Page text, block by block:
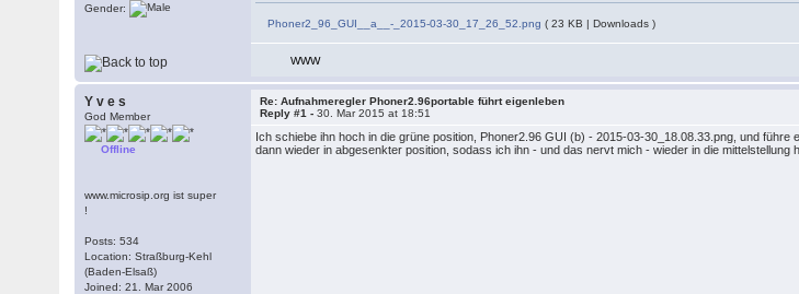
Gender:
Phoner2_96_GUI__a__-_2015-03-30_17_26_52.png ( 23 KB | Downloads )
WWW
Y v e s
God Member
Offline
www.microsip.org ist super
!
Posts: 534
Location: Straßburg-Kehl
(Baden-Elsaß)
Joined: 21. Mar 2006
Re: Aufnahmeregler Phoner2.96portable führt eigenleben
Reply #1 -30. Mar 2015 at 18:51
Ich schiebe ihn hoch in die grüne position, Phoner2.96 GUI (b) - 2015-03-30_18.08.33.png, und
dann wieder in abgesenkter position, sodass ich ihn - und das nervt mich - wieder in die mittelstellung